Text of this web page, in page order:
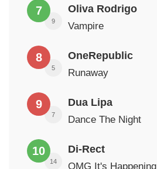
7
9
Oliva Rodrigo
Vampire
8
5
OneRepublic
Runaway
9
7
Dua Lipa
Dance The Night
10
14
Di-Rect
OMG It's Happening